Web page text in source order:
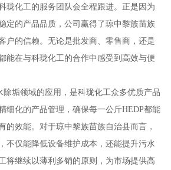
珑化工的服务团队会全程跟进。正是因为
定的产品品质，公司赢得了琼中黎族苗族
户的信赖。无论是批发商、零售商，还是
能在与科珑化工的合作中感受到高效与便
除垢领域的应用，是科珑化工众多优质产品
细化的产品管理，确保每一公斤HEDP都能
的效能。对于琼中黎族苗族自治县而言，
不仅能降低设备维护成本，还能提升污水
将继续以薄利多销的原则，为市场提供高